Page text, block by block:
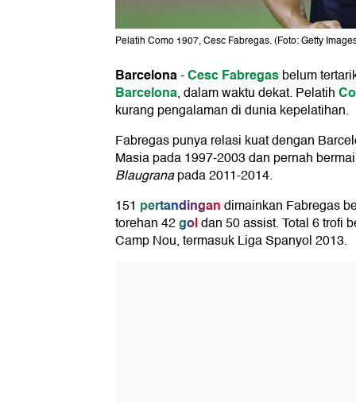
Pelatih Como 1907, Cesc Fabregas. (Foto: Getty
Barcelona-Cesc Fabregasbelum
Barcelona, dalam waktu dekat. Pelatih
kurang pengalaman di dunia kepelatihan.
Fabregas punya relasi kuat dengan
Masia pada 1997-2003 dan pernah
Blaugranapada 2011-2014.
151 pertandingandimainkan Fabregas
torehan 42goldan 50 assist. Total 6 trofi
Camp Nou, termasuk Liga Spanyol 2013.